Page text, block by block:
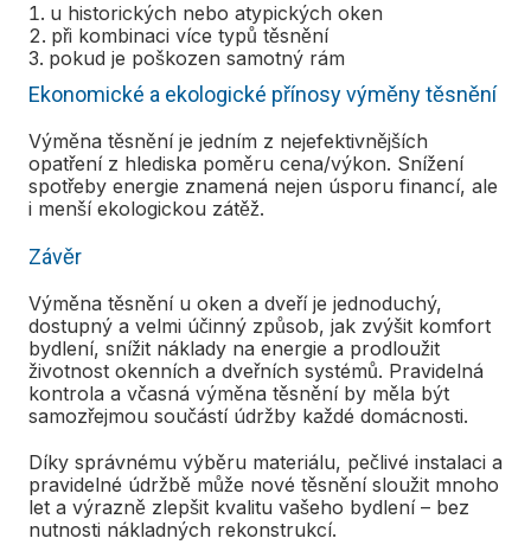
u historických nebo atypických oken
při kombinaci více typů těsnění
pokud je poškozen samotný rám
Ekonomické a ekologické přínosy výměny těsnění
Výměna těsnění je jedním z nejefektivnějších
opatření z hlediska poměru cena/výkon. Snížení
spotřeby energie znamená nejen úsporu financí, ale
i menší ekologickou zátěž.
Závěr
Výměna těsnění u oken a dveří je jednoduchý,
dostupný a velmi účinný způsob, jak zvýšit komfort
bydlení, snížit náklady na energie a prodloužit
životnost okenních a dveřních systémů. Pravidelná
kontrola a včasná výměna těsnění by měla být
samozřejmou součástí údržby každé domácnosti.
Díky správnému výběru materiálu, pečlivé instalaci a
pravidelné údržbě může nové těsnění sloužit mnoho
let a výrazně zlepšit kvalitu vašeho bydlení – bez
nutnosti nákladných rekonstrukcí.